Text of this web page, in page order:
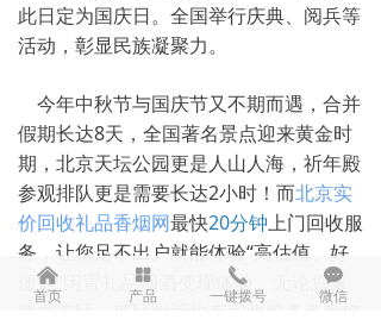
此日定为国庆日。全国举行庆典、阅兵等
活动，彰显民族凝聚力。
今年中秋节与国庆节又不期而遇，合并
假期长达8天，全国著名景点迎来黄金时
期，北京天坛公园更是人山人海，祈年殿
参观排队更是需要长达2小时！而北京实
价回收礼品香烟网最快20分钟上门回收服
务，让您足不出户就能体验“高估值、好
便捷”闲置礼品烟酒变现体验，无论您家
住在市区、郊区附近均有回收服务点为您
낀
首页
넒
产品
끅
一键拨号
끁
微信